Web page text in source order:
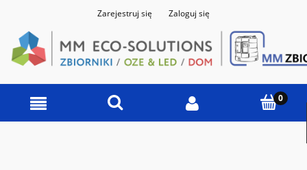
Zarejestruj się Zaloguj się